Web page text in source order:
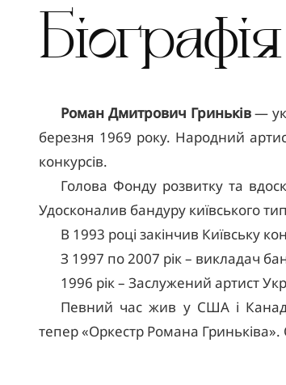
Біографія
Роман Дмитрович Гриньків—
березня 1969 року. Народний
конкурсів.
Голова Фонду розвитку та
Удосконалив бандуру київського
В 1993 році закінчив Київську
З 1997 по 2007 рік – викладач
1996 рік – Заслужений артист
Певний час жив у США і
тепер «Оркестр Романа